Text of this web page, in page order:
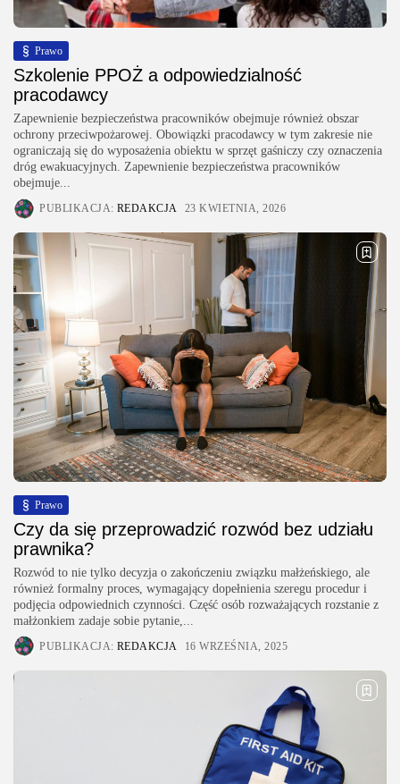
Prawo
Szkolenie PPOŻ a odpowiedzialność
pracodawcy
Zapewnienie bezpieczeństwa pracowników obejmuje również obszar
ochrony przeciwpożarowej. Obowiązki pracodawcy w tym zakresie nie
ograniczają się do wyposażenia obiektu w sprzęt gaśniczy czy oznaczenia
dróg ewakuacyjnych. Zapewnienie bezpieczeństwa pracowników
obejmuje...
PUBLIKACJA: REDAKCJA 23 KWIETNIA, 2026
Prawo
Czy da się przeprowadzić rozwód bez udziału
prawnika?
Rozwód to nie tylko decyzja o zakończeniu związku małżeńskiego, ale
również formalny proces, wymagający dopełnienia szeregu procedur i
podjęcia odpowiednich czynności. Część osób rozważających rozstanie z
małżonkiem zadaje sobie pytanie,...
PUBLIKACJA: REDAKCJA 16 WRZEŚNIA, 2025